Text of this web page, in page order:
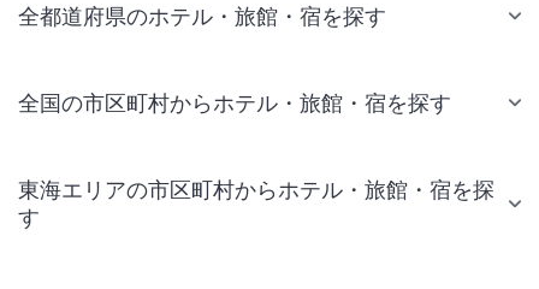
全都道府県のホテル・旅館・宿を探す
全国の市区町村からホテル・旅館・宿を探す
東海エリアの市区町村からホテル・旅館・宿を探
す